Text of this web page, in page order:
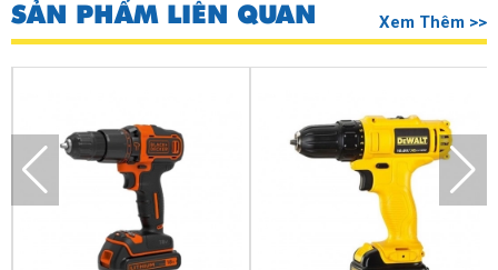
SẢN PHẨM LIÊN QUAN Xem Thêm >>